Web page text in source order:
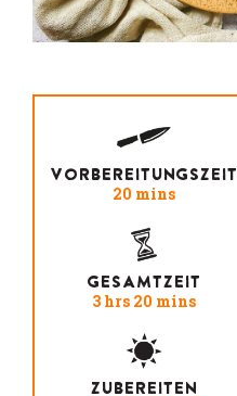
VORBEREITUNGSZEIT
20 mins
GESAMTZEIT
3 hrs 20 mins
ZUBEREITEN